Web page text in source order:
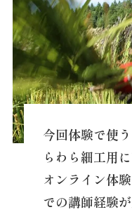
今回体験で使
らわら細工用
オンライン体
での講師経験